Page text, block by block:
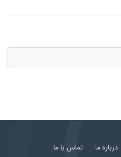
درباره ما تماس با ما